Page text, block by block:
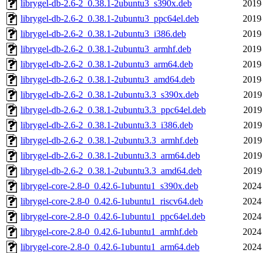
librygel-db-2.6-2_0.38.1-2ubuntu3_s390x.deb
librygel-db-2.6-2_0.38.1-2ubuntu3_ppc64el.deb
librygel-db-2.6-2_0.38.1-2ubuntu3_i386.deb
librygel-db-2.6-2_0.38.1-2ubuntu3_armhf.deb
librygel-db-2.6-2_0.38.1-2ubuntu3_arm64.deb
librygel-db-2.6-2_0.38.1-2ubuntu3_amd64.deb
librygel-db-2.6-2_0.38.1-2ubuntu3.3_s390x.deb
librygel-db-2.6-2_0.38.1-2ubuntu3.3_ppc64el.deb
librygel-db-2.6-2_0.38.1-2ubuntu3.3_i386.deb
librygel-db-2.6-2_0.38.1-2ubuntu3.3_armhf.deb
librygel-db-2.6-2_0.38.1-2ubuntu3.3_arm64.deb
librygel-db-2.6-2_0.38.1-2ubuntu3.3_amd64.deb
librygel-core-2.8-0_0.42.6-1ubuntu1_s390x.deb
librygel-core-2.8-0_0.42.6-1ubuntu1_riscv64.deb
librygel-core-2.8-0_0.42.6-1ubuntu1_ppc64el.deb
librygel-core-2.8-0_0.42.6-1ubuntu1_armhf.deb
librygel-core-2.8-0_0.42.6-1ubuntu1_arm64.deb